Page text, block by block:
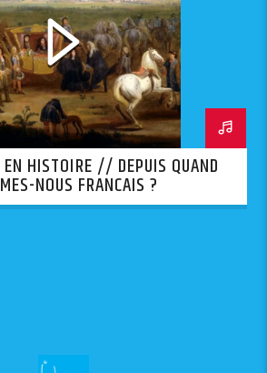
EN HISTOIRE // DEPUIS QUAND
NOUS FRANCAIS ?